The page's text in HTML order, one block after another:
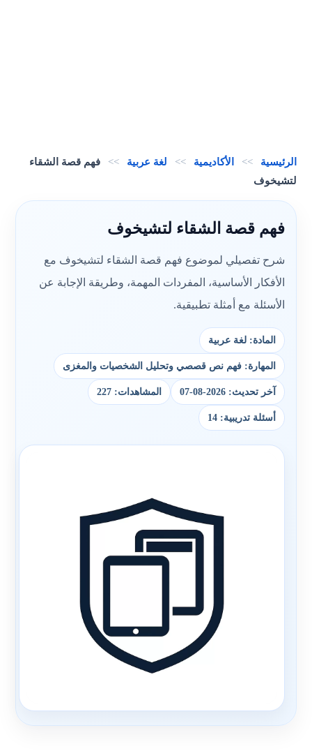
الرئيسية >> الأكاديمية >> لغة عربية >>
فهم قصة الشقاء
لتشيخوف
فهم قصة الشقاء لتشيخوف
شرح تفصيلي لموضوع فهم قصة الشقاء لتشيخوف مع
الأفكار الأساسية، المفردات المهمة، وطريقة الإجابة عن
الأسئلة مع أمثلة تطبيقية.
المادة: لغة عربية
المهارة: فهم نص قصصي وتحليل الشخصيات والمغزى
آخر تحديث: 2026-08-07 المشاهدات: 227
أسئلة تدريبية: 14